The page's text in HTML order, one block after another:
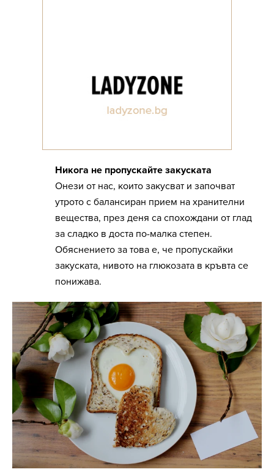
Никога не пропускайте закуската
Онези от нас, които закусват и започват
утрото с балансиран прием на хранителни
вещества, през деня са спохождани от глад
за сладко в доста по-малка степен.
Обяснението за това е, че пропускайки
закуската, нивото на глюкозата в кръвта се
понижава.